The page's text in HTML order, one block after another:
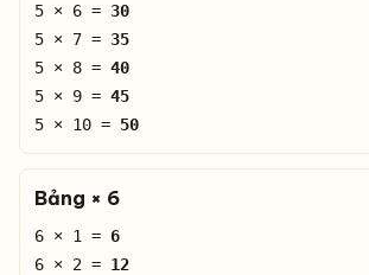
5 × 6 = 30
5 × 7 = 35
5 × 8 = 40
5 × 9 = 45
5 × 10 = 50
Bảng × 6
6 × 1 = 6
6 × 2 = 12